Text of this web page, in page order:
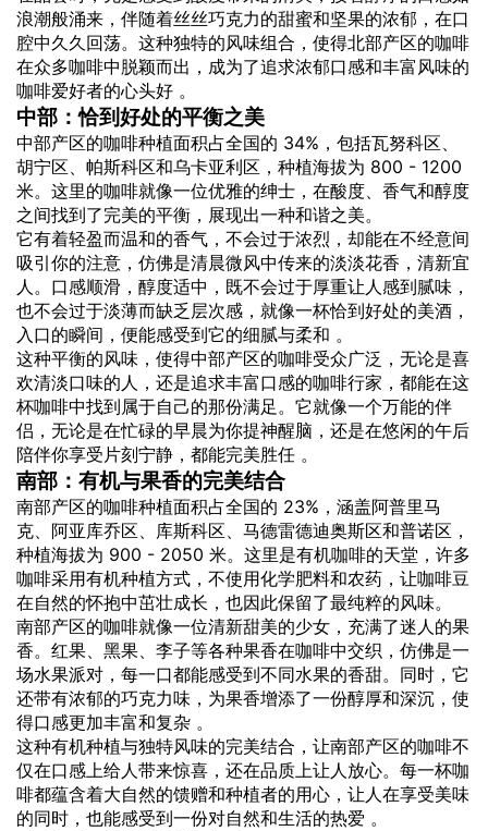
浪潮般涌来，伴随着丝丝巧克力的甜蜜和坚果的浓郁，在口
腔中久久回荡。这种独特的风味组合，使得北部产区的咖啡
在众多咖啡中脱颖而出，成为了追求浓郁口感和丰富风味的
咖啡爱好者的心头好 。
中部：恰到好处的平衡之美
中部产区的咖啡种植面积占全国的 34%，包括瓦努科区、
胡宁区、帕斯科区和乌卡亚利区，种植海拔为 800 - 1200
米。这里的咖啡就像一位优雅的绅士，在酸度、香气和醇度
之间找到了完美的平衡，展现出一种和谐之美。
它有着轻盈而温和的香气，不会过于浓烈，却能在不经意间
吸引你的注意，仿佛是清晨微风中传来的淡淡花香，清新宜
人。口感顺滑，醇度适中，既不会过于厚重让人感到腻味，
也不会过于淡薄而缺乏层次感，就像一杯恰到好处的美酒，
入口的瞬间，便能感受到它的细腻与柔和 。
这种平衡的风味，使得中部产区的咖啡受众广泛，无论是喜
欢清淡口味的人，还是追求丰富口感的咖啡行家，都能在这
杯咖啡中找到属于自己的那份满足。它就像一个万能的伴
侣，无论是在忙碌的早晨为你提神醒脑，还是在悠闲的午后
陪伴你享受片刻宁静，都能完美胜任 。
南部：有机与果香的完美结合
南部产区的咖啡种植面积占全国的 23%，涵盖阿普里马
克、阿亚库乔区、库斯科区、马德雷德迪奥斯区和普诺区，
种植海拔为 900 - 2050 米。这里是有机咖啡的天堂，许多
咖啡采用有机种植方式，不使用化学肥料和农药，让咖啡豆
在自然的怀抱中茁壮成长，也因此保留了最纯粹的风味。
南部产区的咖啡就像一位清新甜美的少女，充满了迷人的果
香。红果、黑果、李子等各种果香在咖啡中交织，仿佛是一
场水果派对，每一口都能感受到不同水果的香甜。同时，它
还带有浓郁的巧克力味，为果香增添了一份醇厚和深沉，使
得口感更加丰富和复杂 。
这种有机种植与独特风味的完美结合，让南部产区的咖啡不
仅在口感上给人带来惊喜，还在品质上让人放心。每一杯咖
啡都蕴含着大自然的馈赠和种植者的用心，让人在享受美味
的同时，也能感受到一份对自然和生活的热爱 。